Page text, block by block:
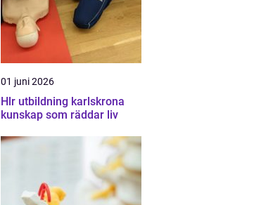
01 juni 2026
Hlr utbildning karlskrona
kunskap som räddar liv